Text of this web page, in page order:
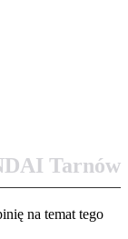
Tarnów
na temat tego